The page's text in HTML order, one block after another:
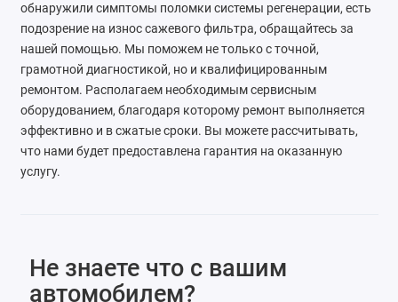
обнаружили симптомы поломки системы регенерации, есть
подозрение на износ сажевого фильтра, обращайтесь за
нашей помощью. Мы поможем не только с точной,
грамотной диагностикой, но и квалифицированным
ремонтом. Располагаем необходимым сервисным
оборудованием, благодаря которому ремонт выполняется
эффективно и в сжатые сроки. Вы можете рассчитывать,
что нами будет предоставлена гарантия на оказанную
услугу.
Не знаете что с вашим
автомобилем?